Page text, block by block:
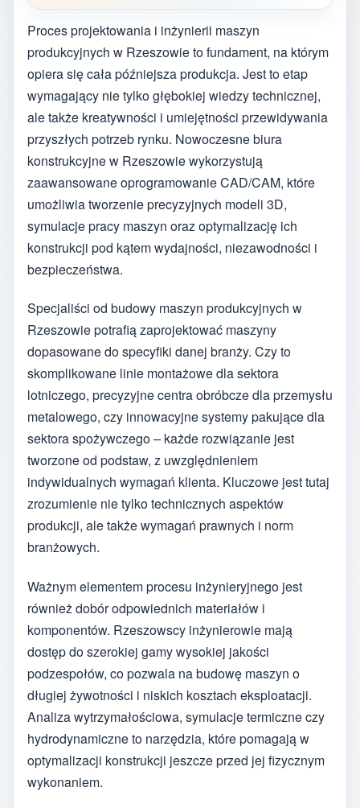
Proces projektowania i inżynierii maszyn
produkcyjnych w Rzeszowie to fundament, na którym
opiera się cała późniejsza produkcja. Jest to etap
wymagający nie tylko głębokiej wiedzy technicznej,
ale także kreatywności i umiejętności przewidywania
przyszłych potrzeb rynku. Nowoczesne biura
konstrukcyjne w Rzeszowie wykorzystują
zaawansowane oprogramowanie CAD/CAM, które
umożliwia tworzenie precyzyjnych modeli 3D,
symulacje pracy maszyn oraz optymalizację ich
konstrukcji pod kątem wydajności, niezawodności i
bezpieczeństwa.
Specjaliści od budowy maszyn produkcyjnych w
Rzeszowie potrafią zaprojektować maszyny
dopasowane do specyfiki danej branży. Czy to
skomplikowane linie montażowe dla sektora
lotniczego, precyzyjne centra obróbcze dla przemysłu
metalowego, czy innowacyjne systemy pakujące dla
sektora spożywczego – każde rozwiązanie jest
tworzone od podstaw, z uwzględnieniem
indywidualnych wymagań klienta. Kluczowe jest tutaj
zrozumienie nie tylko technicznych aspektów
produkcji, ale także wymagań prawnych i norm
branżowych.
Ważnym elementem procesu inżynieryjnego jest
również dobór odpowiednich materiałów i
komponentów. Rzeszowscy inżynierowie mają
dostęp do szerokiej gamy wysokiej jakości
podzespołów, co pozwala na budowę maszyn o
długiej żywotności i niskich kosztach eksploatacji.
Analiza wytrzymałościowa, symulacje termiczne czy
hydrodynamiczne to narzędzia, które pomagają w
optymalizacji konstrukcji jeszcze przed jej fizycznym
wykonaniem.